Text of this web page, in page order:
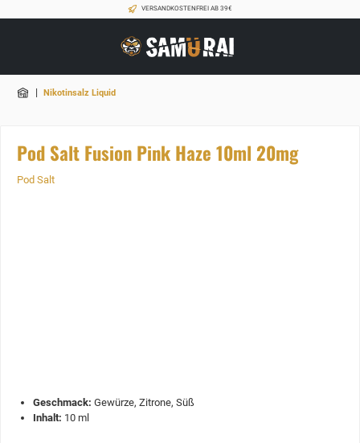
VERSANDKOSTENFREI AB 39€
| Nikotinsalz Liquid
Pod Salt Fusion Pink Haze 10ml 20mg
Pod Salt
Geschmack: Gewürze, Zitrone, Süß
Inhalt: 10 ml